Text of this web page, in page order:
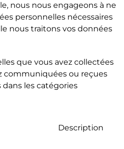
nous nous engageons à ne
personnelles nécessaires
nous traitons vos données
que vous avez collectées
communiquées ou reçues
les catégories
Description